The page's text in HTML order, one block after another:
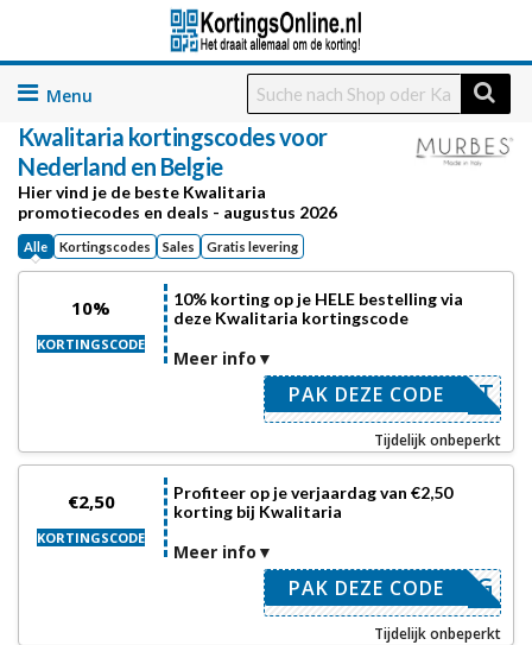
Skip
content
Kwalitaria kortingscodes voor
Nederland en Belgie
Hier vind je de beste Kwalitaria
promotiecodes en deals - augustus 2026
Alle Kortingscodes Sales Gratis levering
10%
KORTINGSCODE
10% korting op je HELE bestelling via
deze Kwalitaria kortingscode
Meer info
ACCOUNT
PAK DEZE CODE
Tijdelijk onbeperkt
€2,50
KORTINGSCODE
Profiteer op je verjaardag van €2,50
korting bij Kwalitaria
Meer info
SKORTING
PAK DEZE CODE
Tijdelijk onbeperkt